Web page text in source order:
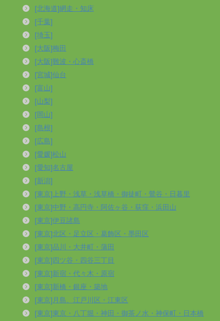
[北海道]網走・知床
[千葉]
[埼玉]
[大阪]梅田
[大阪]難波・心斎橋
[宮城]仙台
[富山]
[山梨]
[岡山]
[島根]
[広島]
[愛媛]松山
[愛知]名古屋
[新潟]
[東京]上野・浅草・浅草橋・御徒町・鶯谷・日暮里
[東京]中野・高円寺・阿佐ヶ谷・荻窪・浜田山
[東京]伊豆諸島
[東京]北区・足立区・葛飾区・墨田区
[東京]品川・大井町・蒲田
[東京]四ツ谷・四谷三丁目
[東京]新宿・代々木・原宿
[東京]新橋・銀座・築地
[東京]月島、江戸川区・江東区
[東京]東京・八丁堀・神田・御茶ノ水・神保町・日本橋